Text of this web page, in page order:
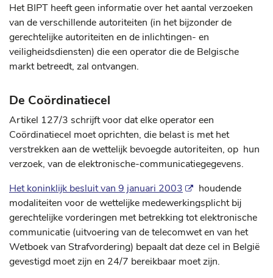
Het BIPT heeft geen informatie over het aantal verzoeken
van de verschillende autoriteiten (in het bijzonder de
gerechtelijke autoriteiten en de inlichtingen- en
veiligheidsdiensten) die een operator die de Belgische
markt betreedt, zal ontvangen.
De Coördinatiecel
Artikel 127/3 schrijft voor dat elke operator een
Coördinatiecel moet oprichten, die belast is met het
verstrekken aan de wettelijk bevoegde autoriteiten, op hun
verzoek, van de elektronische-communicatiegegevens.
Het koninklijk besluit van 9 januari 2003
houdende
modaliteiten voor de wettelijke medewerkingsplicht bij
gerechtelijke vorderingen met betrekking tot elektronische
communicatie (uitvoering van de telecomwet en van het
Wetboek van Strafvordering) bepaalt dat deze cel in België
gevestigd moet zijn en 24/7 bereikbaar moet zijn.